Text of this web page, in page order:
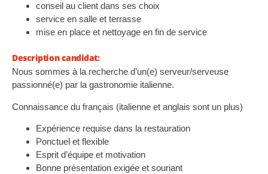
conseil au client dans ses choix
service en salle et terrasse
mise en place et nettoyage en fin de service
Description candidat:
Nous sommes à la recherche d’un(e) serveur/serveuse
passionné(e) par la gastronomie italienne.
Connaissance du français (italienne et anglais sont un plus)
Expérience requise dans la restauration
Ponctuel et flexible
Esprit d’équipe et motivation
Bonne présentation exigée et souriant